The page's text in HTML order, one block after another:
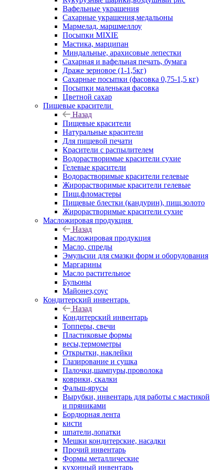
Вафельные украшения
Сахарные украшения,медальоны
Мармелад, маршмеллоу
Посыпки MIXIE
Мастика, марципан
Миндальные, арахисовые лепестки
Сахарная и вафельная печать, бумага
Драже зерновое (1-1,5кг)
Сахарные посыпки (фасовка 0,75-1,5 кг)
Посыпки маленькая фасовка
Цветной сахар
Пищевые красители
Назад
Пищевые красители
Натуральные красители
Для пищевой печати
Красители с распылителем
Водорастворимые красители сухие
Гелевые красители
Водорастворимые красители гелевые
Жирорастворимые красители гелевые
Пищ.фломастеры
Пищевые блестки (кандурин), пищ.золото
Жирорастворимые красители сухие
Масложировая продукция
Назад
Масложировая продукция
Масло, спреды
Эмульсии для смазки форм и оборудования
Маргарины
Масло растительное
Бульоны
Майонез,соус
Кондитерский инвентарь
Назад
Кондитерский инвентарь
Топперы, свечи
Пластиковые формы
весы,термометры
Открытки, наклейки
Глазирование и сушка
Палочки,шампуры,проволока
коврики, скалки
Фальш-ярусы
Вырубки, инвентарь для работы с мастикой
и пряниками
Бордюрная лента
кисти
шпатели,лопатки
Мешки кондитерские, насадки
Прочий инвентарь
Формы металлические
кухонный инвентарь